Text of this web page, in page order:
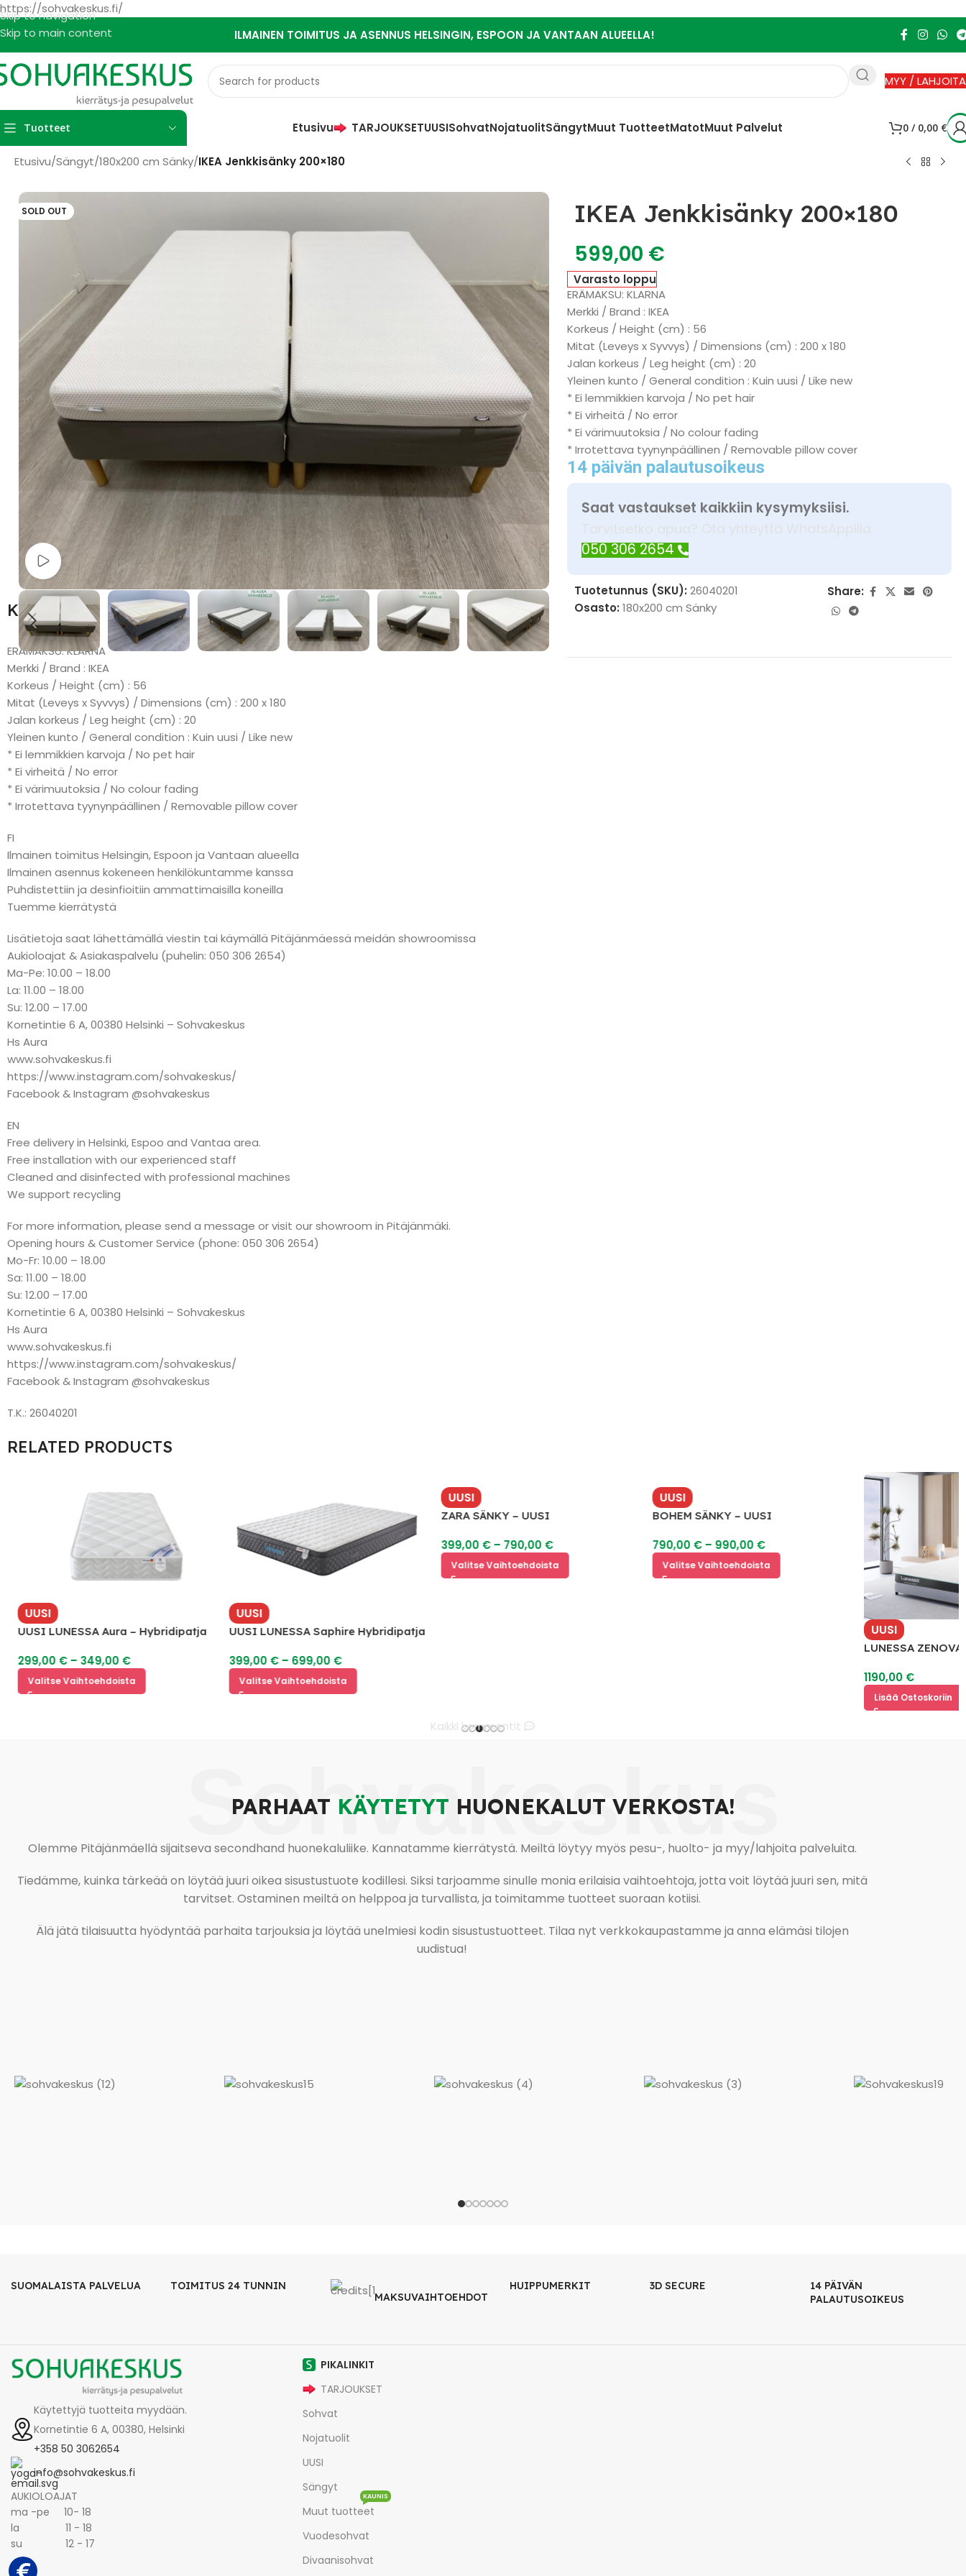
https://sohvakeskus.fi/
Skip to navigation
Skip to main content
ILMAINEN TOIMITUS JA ASENNUS HELSINGIN, ESPOON JA VANTAAN ALUEELLA!
MYY / LAHJOITA
Tuotteet Etusivu TARJOUKSETUUSISohvatNojatuolitSängytMuut TuotteetMatotMuut Palvelut 0 / 0,00 €
Etusivu/Sängyt/180x200 cm Sänky/IKEA Jenkkisänky 200×180
SOLD OUT
Watch video
IKEA Jenkkisänky 200×180
599,00 €
Varasto loppu
ERÄMAKSU: KLARNA
Merkki / Brand : IKEA
Korkeus / Height (cm) : 56
Mitat (Leveys x Syvvys) / Dimensions (cm) : 200 x 180
Jalan korkeus / Leg height (cm) : 20
Yleinen kunto / General condition : Kuin uusi / Like new
* Ei lemmikkien karvoja / No pet hair
* Ei virheitä / No error
* Ei värimuutoksia / No colour fading
* Irrotettava tyynynpäällinen / Removable pillow cover
14 päivän palautusoikeus
Saat vastaukset kaikkiin kysymyksiisi.
Tarvitsetko apua? Ota yhteyttä WhatsAppilla
050 306 2654
Tuotetunnus (SKU):26040201
Osasto: 180x200 cm Sänky
Share:
Kuvaus
ERÄMAKSU: KLARNA
Merkki / Brand : IKEA
Korkeus / Height (cm) : 56
Mitat (Leveys x Syvvys) / Dimensions (cm) : 200 x 180
Jalan korkeus / Leg height (cm) : 20
Yleinen kunto / General condition : Kuin uusi / Like new
* Ei lemmikkien karvoja / No pet hair
* Ei virheitä / No error
* Ei värimuutoksia / No colour fading
* Irrotettava tyynynpäällinen / Removable pillow cover
FI
Ilmainen toimitus Helsingin, Espoon ja Vantaan alueella
Ilmainen asennus kokeneen henkilökuntamme kanssa
Puhdistettiin ja desinfioitiin ammattimaisilla koneilla
Tuemme kierrätystä
Lisätietoja saat lähettämällä viestin tai käymällä Pitäjänmäessä meidän showroomissa
Aukioloajat & Asiakaspalvelu (puhelin: 050 306 2654)
Ma-Pe: 10.00 – 18.00
La: 11.00 – 18.00
Su: 12.00 – 17.00
Kornetintie 6 A, 00380 Helsinki – Sohvakeskus
Hs Aura
www.sohvakeskus.fi
https://www.instagram.com/sohvakeskus/
Facebook & Instagram @sohvakeskus
EN
Free delivery in Helsinki, Espoo and Vantaa area.
Free installation with our experienced staff
Cleaned and disinfected with professional machines
We support recycling
For more information, please send a message or visit our showroom in Pitäjänmäki.
Opening hours & Customer Service (phone: 050 306 2654)
Mo-Fr: 10.00 – 18.00
Sa: 11.00 – 18.00
Su: 12.00 – 17.00
Kornetintie 6 A, 00380 Helsinki – Sohvakeskus
Hs Aura
www.sohvakeskus.fi
https://www.instagram.com/sohvakeskus/
Facebook & Instagram @sohvakeskus
T.K.: 26040201
RELATED PRODUCTS
UUSI
UUSI LUNESSA Aura – Hybridipatja
299,00€–349,00€
Valitse Vaihtoehdoista
UUSI
UUSI LUNESSA Saphire Hybridipatja
399,00 €– 699,00 €
Valitse Vaihtoehdoista
UUSI
ZARA SÄNKY – UUSI
399,00€–790,00€
Valitse Vaihtoehdoista
UUSI
BOHEM SÄNKY – UUSI
790,00€–990,00€
Valitse Vaihtoehdoista
UUSI
LUNESSA
1190,00€
Lisää Ostoskoriin
Kaikki kommentit
Sohvakeskus
PARHAAT KÄYTETYT HUONEKALUT VERKOSTA!
Olemme Pitäjänmäellä sijaitseva secondhand huonekaluliike. Kannatamme kierrätystä. Meiltä löytyy myös pesu-, huolto- ja myy/lahjoita palveluita.
Tiedämme, kuinka tärkeää on löytää juuri oikea sisustustuote kodillesi. Siksi tarjoamme sinulle monia erilaisia vaihtoehtoja, jotta voit löytää juuri sen, mitä
tarvitset. Ostaminen meiltä on helppoa ja turvallista, ja toimitamme tuotteet suoraan kotiisi.
Älä jätä tilaisuutta hyödyntää parhaita tarjouksia ja löytää unelmiesi kodin sisustustuotteet. Tilaa nyt verkkokaupastamme ja anna elämäsi tilojen
uudistua!
SUOMALAISTA PALVELUA
TOIMITUS 24 TUNNIN
MAKSUVAIHTOEHDOT
HUIPPUMERKIT 3D SECURE
14 PÄIVÄN
PALAUTUSOIKEUS
Käytettyjä tuotteita myydään.
Kornetintie 6 A, 00380, Helsinki
+358 50 3062654
info@sohvakeskus.fi
AUKIOLOAJAT
ma -pe 10- 18
la 11 - 18
su 12 - 17
PIKALINKIT
TARJOUKSET
Sohvat
Nojatuolit
UUSI
Sängyt
Muut tuotteet
KAUNIS
Vuodesohvat
Divaanisohvat